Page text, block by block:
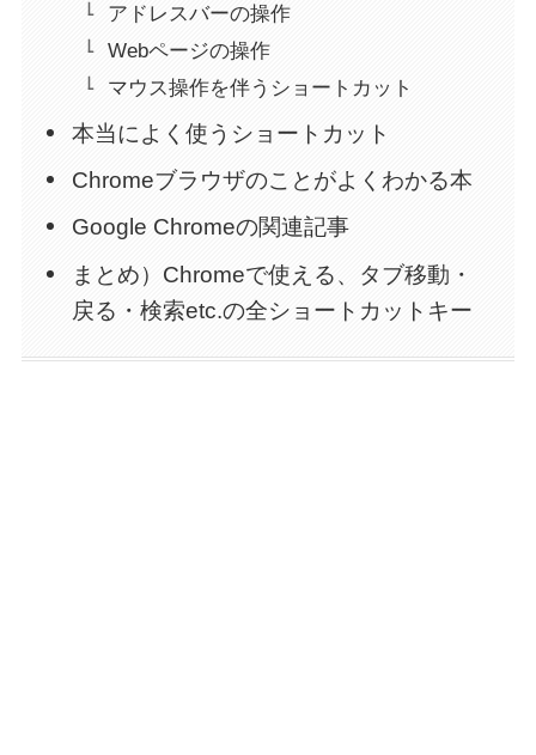
アドレスバーの操作
Webページの操作
マウス操作を伴うショートカット
本当によく使うショートカット
Chromeブラウザのことがよくわかる本
Google Chromeの関連記事
まとめ）Chromeで使える、タブ移動・
戻る・検索etc.の全ショートカットキー